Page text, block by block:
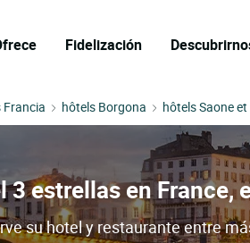
Fidelización
Francia hôtels Borgona hôtels Saone
3 estrellas en France,
su hotel y restaurante entre